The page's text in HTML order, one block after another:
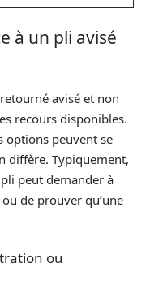
à un pli avisé
avisé et non
recours disponibles.
options peuvent se
diffère. Typiquement,
peut demander à
de prouver qu’une
ou